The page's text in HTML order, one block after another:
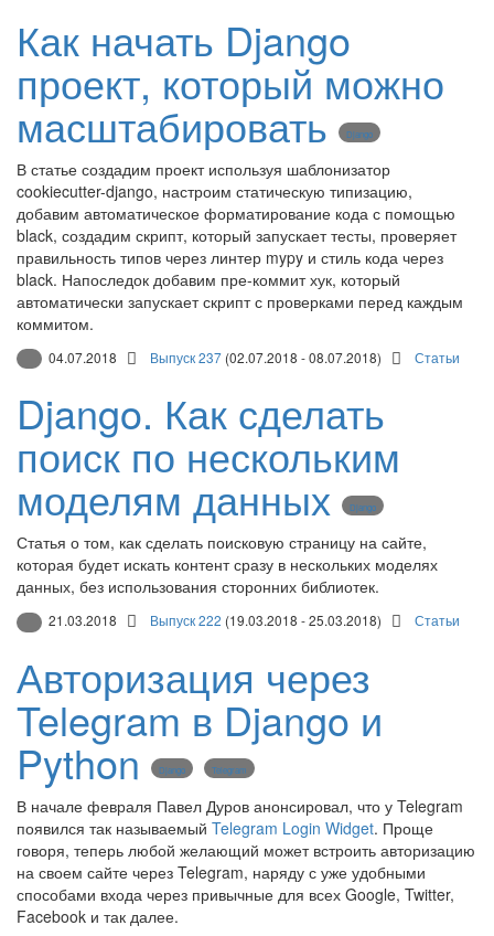
Как начать Django
проект, который можно
масштабировать Django
В статье создадим проект используя шаблонизатор
cookiecutter-django, настроим статическую типизацию,
добавим автоматическое форматирование кода с помощью
black, создадим скрипт, который запускает тесты, проверяет
правильность типов через линтер mypy и стиль кода через
black. Напоследок добавим пре-коммит хук, который
автоматически запускает скрипт с проверками перед каждым
коммитом.
04.07.2018 Выпуск 237 (02.07.2018 - 08.07.2018) Статьи
Django. Как сделать
поиск по нескольким
моделям данных Django
Статья о том, как сделать поисковую страницу на сайте,
которая будет искать контент сразу в нескольких моделях
данных, без использования сторонних библиотек.
21.03.2018 Выпуск 222 (19.03.2018 - 25.03.2018) Статьи
Авторизация через
Telegram в Django и
Python Django Telegram
В начале февраля Павел Дуров анонсировал, что у Telegram
появился так называемый Telegram Login Widget. Проще
говоря, теперь любой желающий может встроить авторизацию
на своем сайте через Telegram, наряду с уже удобными
способами входа через привычные для всех Google, Twitter,
Facebook и так далее.